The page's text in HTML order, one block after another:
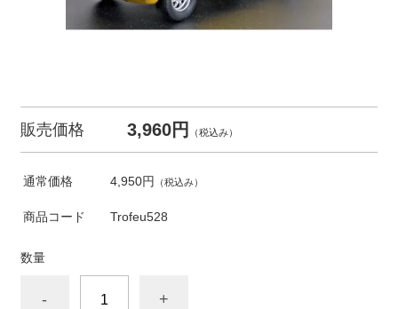
販売価格 3,960円 （税込み）
通常価格 4,950円 （税込み）
商品コード Trofeu528
数量
- +